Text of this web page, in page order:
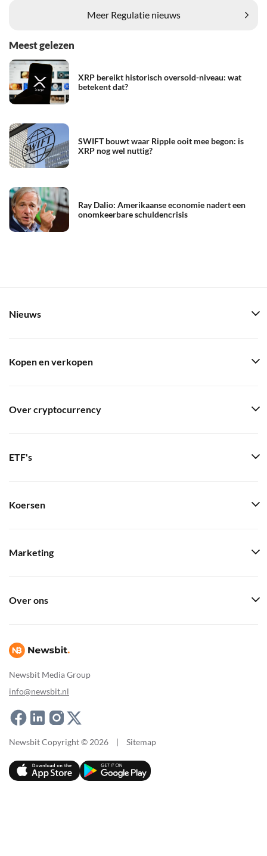
Meer Regulatie nieuws
Meest gelezen
XRP bereikt historisch oversold-niveau: wat
betekent dat?
SWIFT bouwt waar Ripple ooit mee begon: is
XRP nog wel nuttig?
Ray Dalio: Amerikaanse economie nadert een
onomkeerbare schuldencrisis
Newsbit Media Group
info@newsbit.nl
Nieuws
Kopen en verkopen
Over cryptocurrency
ETF's
Koersen
Marketing
Over ons
Newsbit Copyright © 2026 | Sitemap